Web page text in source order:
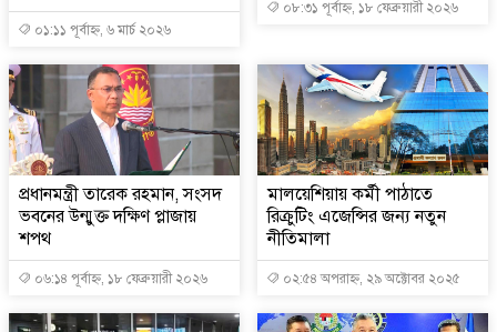
০১:১১ পূর্বাহ্ন, ৬ মার্চ ২০২৬
০৮:৩১ পূর্বাহ্ন, ১৮ ফেব্রুয়ারী ২০২৬
প্রধানমন্ত্রী তারেক রহমান, সংসদ
ভবনের উন্মুক্ত দক্ষিণ প্লাজায়
শপথ
০৬:১৪ পূর্বাহ্ন, ১৮ ফেব্রুয়ারী ২০২৬
মালয়েশিয়ায় কর্মী পাঠাতে
রিক্রুটিং এজেন্সির জন্য নতুন
নীতিমালা
০২:৫৪ অপরাহ্ন, ২৯ অক্টোবর ২০২৫